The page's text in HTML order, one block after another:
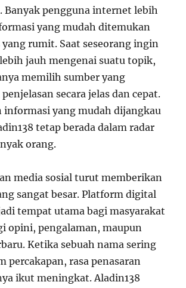
Banyak pengguna internet lebih
yang mudah ditemukan
yang rumit. Saat seseorang ingin
jauh mengenai suatu topik,
memilih sumber yang
secara jelas dan cepat.
informasi yang mudah dijangkau
tetap berada dalam radar
orang.
media sosial turut memberikan
sangat besar. Platform digital
tempat utama bagi masyarakat
opini, pengalaman, maupun
Ketika sebuah nama sering
percakapan, rasa penasaran
ikut meningkat. Aladin138